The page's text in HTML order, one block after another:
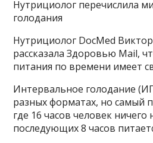
Нутрициолог перечислила
голодания
Нутрициолог DocMed
рассказала Здоровью Mail,
питания по времени имеет
Интервальное голодание
разных форматах, но самый
где 16 часов человек ничего
последующих 8 часов